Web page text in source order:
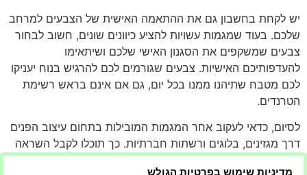
יש לקחת בחשבון גם את ההתאמה האישית של הצבעים למרחב
שלכם. בעוד שמגמות עשויות להציע כיוונים שונים, חשוב לבחור
צבעים שמשקפים את הסגנון האישי שלכם ושיתאימו
להעדפותיכם האישיות. צבעים שגורמים לכם להרגיש בנוח יעניקו
לכם מטבח שתיהנו ממנו בכל יום, גם אם אינם בראש רשימת
הטרנדים.
לסיום, כדאי לעקוב אחר המגמות המובילות בתחום עיצוב הפנים
דרך מגזינים, בלוגים ורשתות חברתיות. כך תוכלו לקבל השראה
ולזהות את הצבעים והסגנונות החדשים שיכולים להתאים למטבח
מדיניות שימוש בפרטיות הגולש